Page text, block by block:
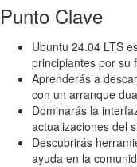
Punto Clave
Ubuntu 24.04 LTS
principiantes por su
Aprenderás a
con un arranque
Dominarás la
actualizaciones del
Descubrirás
ayuda en la